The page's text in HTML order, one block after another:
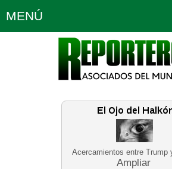
Acercamientos entre Trump
Ampliar
MENÚ
Política Opinión
Planeta Tierra
Educación